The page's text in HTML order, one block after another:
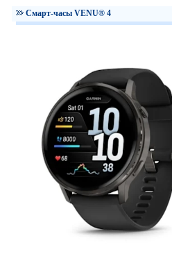
Смарт-часы VENU® 4